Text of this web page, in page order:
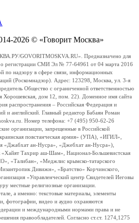
2026 © «Говорит Москва»
GOVORITMOSKVA.RU». Предназначено для
о регистрации СМИ Эл № 77-64961 от 04 марта 2016
по надзору в сфере связи, информационных
(Роскомнадзор). Адрес: 123298, Москва, ул. 3-я
Общество с ограниченной ответственностью
дом 12, пом. 22). Доменное имя сайта
распространения – Российская Федерация и
и английский. Главный редактор Бабаян Роман
Номер телефона: +7 (495) 950-62-26
организации, запрещенные в Российской
повстанческая армия» (УПА), «ИГИЛ»,
ан-Нусра», «Джебхат ан-Нусра»),
«Хайят Тахрир аш-Шам», Национал-Большевистская
«Талибан», «Меджлис крымско-татарского
Дивижн», «Братство» Корчинского,
«Управленческий центр Свидетелей Иеговы
местные религиозные организации.
а именно: текстовые материалы, элементы
фотографии, видео и аудио охраняются
и международными нормами права и не
правообладателей. Согласно ст.ст. 1274,1275